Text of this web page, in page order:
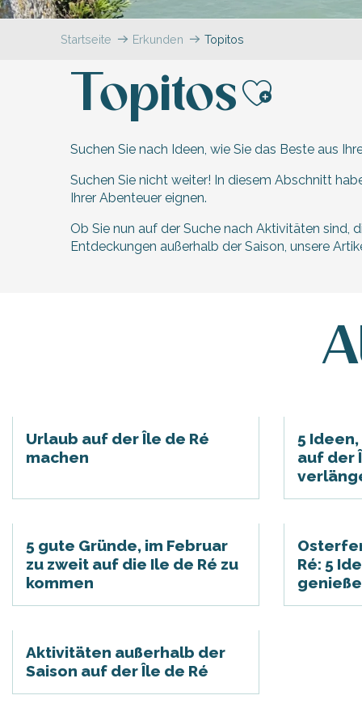
Marie-de-Ré
Startseite Erkunden Topitos
Topitos
Suchen Sie nach Ideen, wie Sie das Beste aus
Suchen Sie nicht weiter! In diesem Abschnitt
Ihrer Abenteuer eignen.
Ob Sie nun auf der Suche nach Aktivitäten sind,
Entdeckungen außerhalb der Saison, unsere
Urlaub auf der Île de Ré
machen
5
auf der
5 gute Gründe, im Februar
zu zweit auf die Ile de Ré zu
kommen
Ré: 5
Aktivitäten außerhalb der
Saison auf der Île de Ré